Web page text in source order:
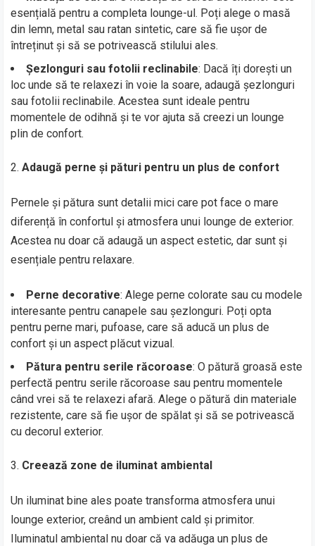
esențială pentru a completa lounge-ul. Poți alege o masă
din lemn, metal sau ratan sintetic, care să fie ușor de
întreținut și să se potrivească stilului ales.
Șezlonguri sau fotolii reclinabile: Dacă îți dorești un
loc unde să te relaxezi în voie la soare, adaugă șezlonguri
sau fotolii reclinabile. Acestea sunt ideale pentru
momentele de odihnă și te vor ajuta să creezi un lounge
plin de confort.
Adaugă perne și pături pentru un plus de confort
Pernele și pătura sunt detalii mici care pot face o mare
diferență în confortul și atmosfera unui lounge de exterior.
Acestea nu doar că adaugă un aspect estetic, dar sunt și
esențiale pentru relaxare.
Perne decorative: Alege perne colorate sau cu modele
interesante pentru canapele sau șezlonguri. Poți opta
pentru perne mari, pufoase, care să aducă un plus de
confort și un aspect plăcut vizual.
Pătura pentru serile răcoroase: O pătură groasă este
perfectă pentru serile răcoroase sau pentru momentele
când vrei să te relaxezi afară. Alege o pătură din materiale
rezistente, care să fie ușor de spălat și să se potrivească
cu decorul exterior.
Creează zone de iluminat ambiental
Un iluminat bine ales poate transforma atmosfera unui
lounge exterior, creând un ambient cald și primitor.
Iluminatul ambiental nu doar că va adăuga un plus de